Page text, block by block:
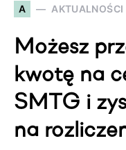
A AKTUALNOŚCI
Możesz
kwotę na
SMTG i
na